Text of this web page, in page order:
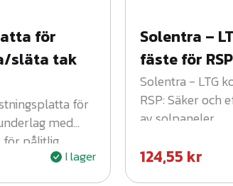
för
släta tak
för
med
pålitlig
I lager
Solentra –
fäste för RSP
Solentra - LTG
RSP: Säker och
av solpaneler.
124,55 kr